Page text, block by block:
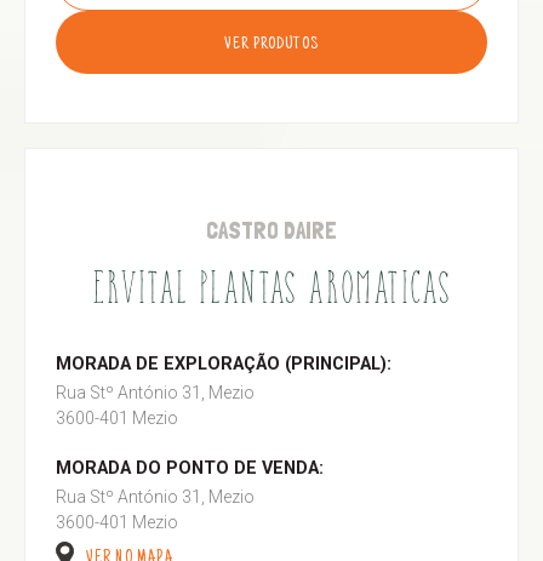
VER PRODUTOS
CASTRO DAIRE
ERVITAL PLANTAS AROMATICAS
MORADA DE EXPLORAÇÃO (PRINCIPAL):
Rua Stº António 31, Mezio
3600-401 Mezio
MORADA DO PONTO DE VENDA:
Rua Stº António 31, Mezio
3600-401 Mezio